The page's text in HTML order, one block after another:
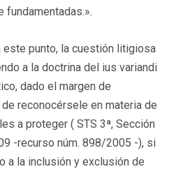
fundamentadas.».
este punto, la cuestión litigiosa
a la doctrina del ius variandi
dado el margen de
reconocérsele en materia de
a proteger ( STS 3ª, Sección
-recurso núm. 898/2005 -), si
a la inclusión y exclusión de